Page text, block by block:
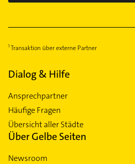
Thalkirchen
Trudering
Untermenzing
Transaktion über externe Partner
Dialog & Hilfe
Ansprechpartner
Häufige Fragen
Übersicht aller Städte
Über Gelbe Seiten
Newsroom